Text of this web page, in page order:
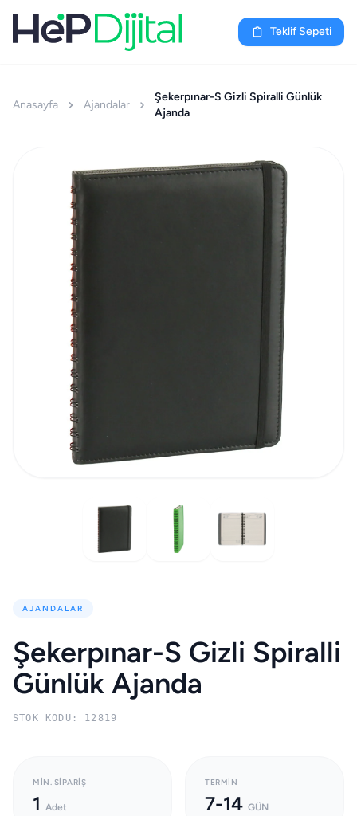
Teklif Sepeti
Anasayfa Ajandalar
Şekerpınar-S Gizli Spiralli Günlük
Ajanda
AJANDALAR
Şekerpınar-S Gizli Spiralli
Günlük Ajanda
STOK KODU: 12819
MIN. SIPARIŞ
1 Adet
TERMIN
7-14 GÜN